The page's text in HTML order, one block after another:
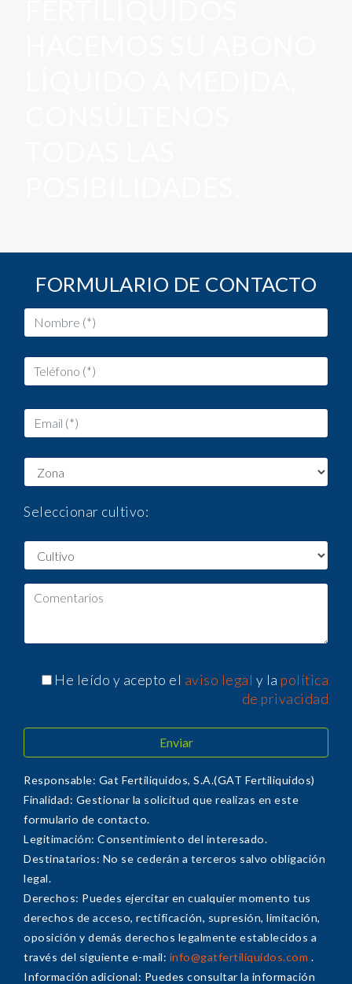
FORMULARIO DE CONTACTO
Seleccionar cultivo:
He leído y acepto el aviso legal y la política
de privacidad
Responsable: Gat Fertiliquidos, S.A.(GAT Fertiliquidos)
Finalidad: Gestionar la solicitud que realizas en este
formulario de contacto.
Legitimación: Consentimiento del interesado.
Destinatarios: No se cederán a terceros salvo obligación
legal.
Derechos: Puedes ejercitar en cualquier momento tus
derechos de acceso, rectificación, supresión, limitación,
oposición y demás derechos legalmente establecidos a
través del siguiente e-mail: info@gatfertiliquidos.com .
Información adicional: Puedes consultar la información